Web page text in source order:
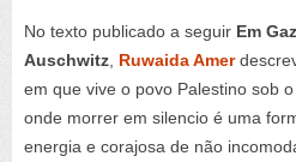
No texto publicado a seguir Em
Auschwitz Ruwaida Amer
em que vive o povo Palestino sob
onde morrer em silencio é uma
energia e corajosa de não